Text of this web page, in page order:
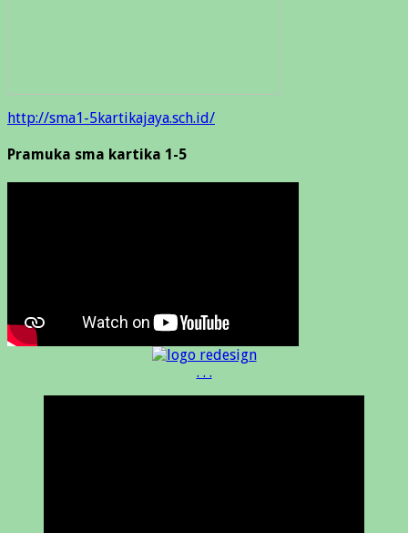
http://sma1-5kartikajaya.sch.id/
Pramuka sma kartika 1-5
. . .